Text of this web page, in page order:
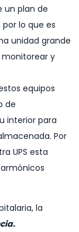
un plan de
lo que es
unidad grande
y
equipos
de
interior para
Por
UPS esta
la